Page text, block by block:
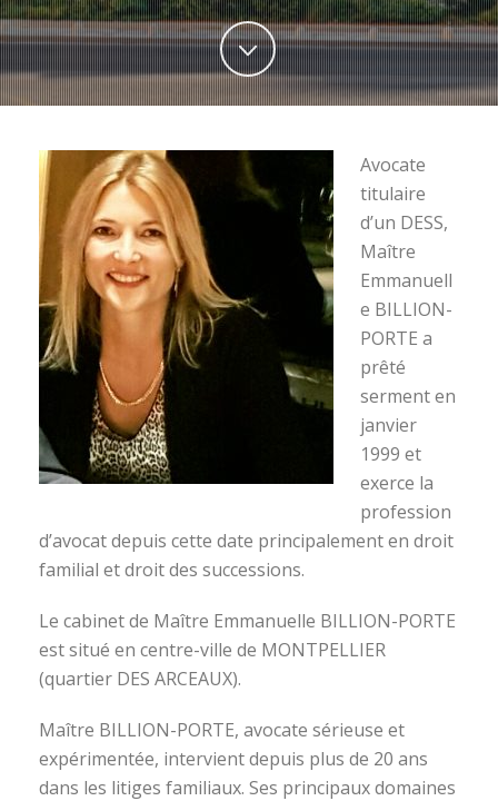
Avocate
titulaire
d’un DESS,
Maître
Emmanuell
e BILLION-
PORTE a
prêté
serment en
janvier
1999 et
exerce la
profession
d’avocat depuis cette date principalement en droit
familial et droit des successions.
Le cabinet de Maître Emmanuelle BILLION-PORTE
est situé en centre-ville de MONTPELLIER
(quartier DES ARCEAUX).
Maître BILLION-PORTE, avocate sérieuse et
expérimentée, intervient depuis plus de 20 ans
dans les litiges familiaux. Ses principaux domaines